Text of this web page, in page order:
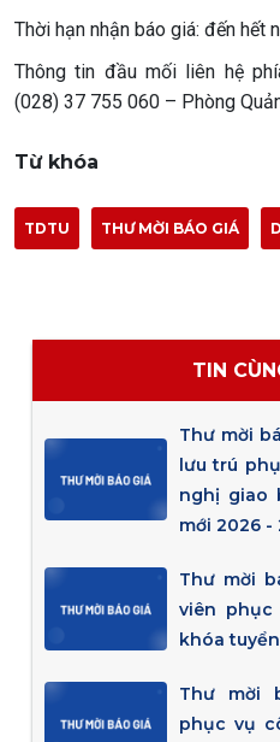
Thời hạn nhận báo giá: đến hết
Thông tin đầu mối liên hệ
(028) 37 755 060 – Phòng
Từ khóa
TDTU THƯ MỜI BÁO GIÁ
TIN
Thư mời
lưu trú
nghị giao
mới 2026 -
Thư mời
viên
khóa
Thư mời
phục vụ